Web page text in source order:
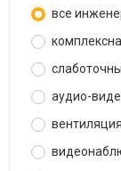
все
аудио-